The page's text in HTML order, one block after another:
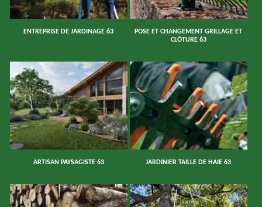
ENTREPRISE DE JARDINAGE 63
POSE ET CHANGEMENT GRILLAGE ET
CLÔTURE 63
ARTISAN PAYSAGISTE 63 JARDINIER TAILLE DE HAIE 63